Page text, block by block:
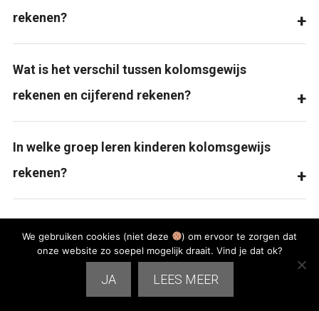
rekenen?
Wat is het verschil tussen kolomsgewijs
rekenen en cijferend rekenen?
In welke groep leren kinderen kolomsgewijs
rekenen?
oefenen?
Is kolomsgewijs rekenen belangrijk voor Cito,
We gebruiken cookies (niet deze
) om ervoor te zorgen dat
onze website zo soepel mogelijk draait. Vind je dat ok?
JA LEES MEER